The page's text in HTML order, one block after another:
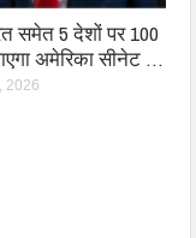
समेत 5 देशों पर 100
अमेरिका सीनेट …
2026